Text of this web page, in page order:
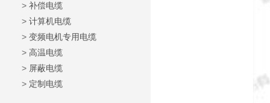
> 补偿电缆
> 计算机电缆
> 变频电机专用电缆
> 高温电缆
> 屏蔽电缆
> 定制电缆